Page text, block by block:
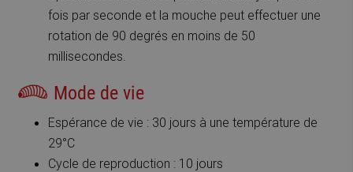
fois par seconde et la mouche peut effectuer une
rotation de 90 degrés en moins de 50
millisecondes.
Mode de vie
Espérance de vie : 30 jours à une température de
29°C
Cycle de reproduction : 10 jours